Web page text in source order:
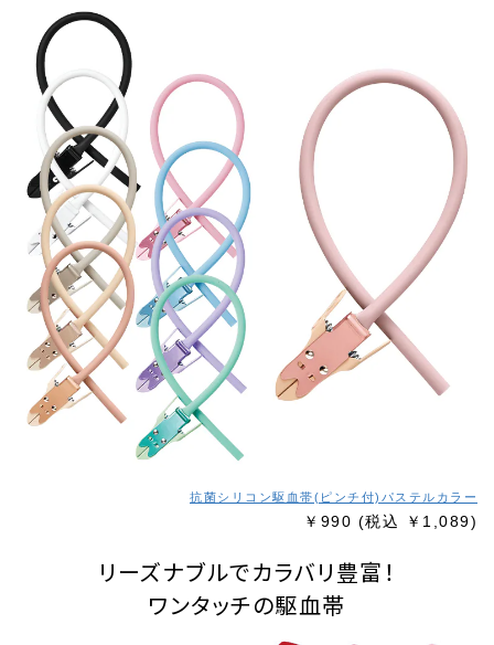
抗菌シリコン駆血帯(ピンチ付)パステルカラー
￥990 (税込 ￥1,089)
リーズナブルでカラバリ豊富！
ワンタッチの駆血帯